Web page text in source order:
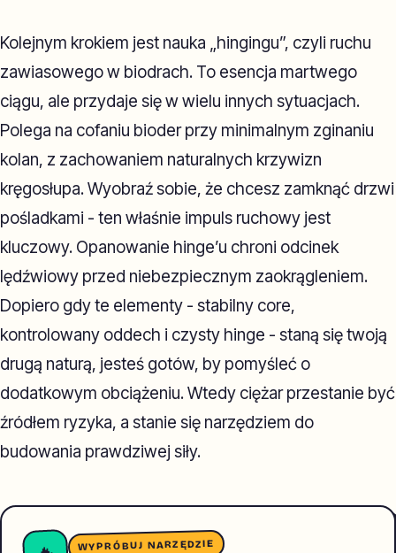
Kolejnym krokiem jest nauka „hingingu”, czyli ruchu
zawiasowego w biodrach. To esencja martwego
ciągu, ale przydaje się w wielu innych sytuacjach.
Polega na cofaniu bioder przy minimalnym zginaniu
kolan, z zachowaniem naturalnych krzywizn
kręgosłupa. Wyobraź sobie, że chcesz zamknąć drzwi
pośladkami - ten właśnie impuls ruchowy jest
kluczowy. Opanowanie hinge’u chroni odcinek
lędźwiowy przed niebezpiecznym zaokrągleniem.
Dopiero gdy te elementy - stabilny core,
kontrolowany oddech i czysty hinge - staną się twoją
drugą naturą, jesteś gotów, by pomyśleć o
dodatkowym obciążeniu. Wtedy ciężar przestanie być
źródłem ryzyka, a stanie się narzędziem do
budowania prawdziwej siły.
WYPRÓBUJ NARZĘDZIE